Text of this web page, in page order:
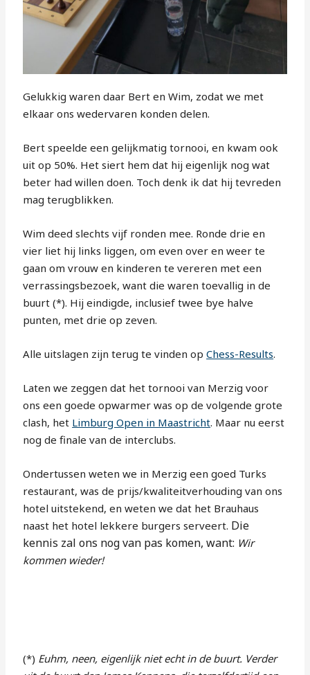
Gelukkig waren daar Bert en Wim, zodat we met
elkaar ons wedervaren konden delen.
Bert speelde een gelijkmatig tornooi, en kwam ook
uit op 50%. Het siert hem dat hij eigenlijk nog wat
beter had willen doen. Toch denk ik dat hij tevreden
mag terugblikken.
Wim deed slechts vijf ronden mee. Ronde drie en
vier liet hij links liggen, om even over en weer te
gaan om vrouw en kinderen te vereren met een
verrassingsbezoek, want die waren toevallig in de
buurt (*). Hij eindigde, inclusief twee bye halve
punten, met drie op zeven.
Alle uitslagen zijn terug te vinden opChess-Results.
Laten we zeggen dat het tornooi van Merzig voor
ons een goede opwarmer was op de volgende grote
clash, het Limburg Open in Maastricht. Maar nu eerst
nog de finale van de interclubs.
Ondertussen weten we in Merzig een goed Turks
restaurant, was de prijs/kwaliteitverhouding van ons
hotel uitstekend, en weten we dat het Brauhaus
naast het hotel lekkere burgers serveert. Die
kennis zal ons nog van pas komen, want: Wir
kommen wieder!
(*) Euhm, neen, eigenlijk niet echt in de buurt. Verder